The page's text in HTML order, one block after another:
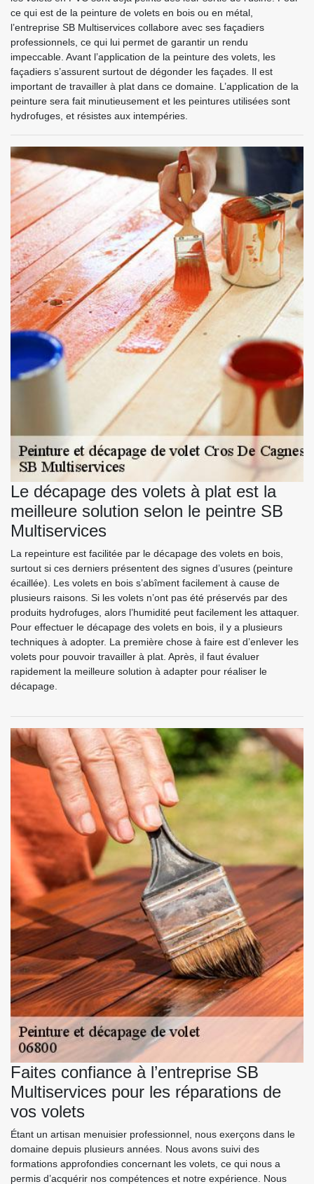
ce qui est de la peinture de volets en bois ou en métal,
l’entreprise SB Multiservices collabore avec ses façadiers
professionnels, ce qui lui permet de garantir un rendu
impeccable. Avant l’application de la peinture des volets, les
façadiers s’assurent surtout de dégonder les façades. Il est
important de travailler à plat dans ce domaine. L’application de la
peinture sera fait minutieusement et les peintures utilisées sont
hydrofuges, et résistes aux intempéries.
Le décapage des volets à plat est la
meilleure solution selon le peintre SB
Multiservices
La repeinture est facilitée par le décapage des volets en bois,
surtout si ces derniers présentent des signes d’usures (peinture
écaillée). Les volets en bois s’abîment facilement à cause de
plusieurs raisons. Si les volets n’ont pas été préservés par des
produits hydrofuges, alors l’humidité peut facilement les attaquer.
Pour effectuer le décapage des volets en bois, il y a plusieurs
techniques à adopter. La première chose à faire est d’enlever les
volets pour pouvoir travailler à plat. Après, il faut évaluer
rapidement la meilleure solution à adapter pour réaliser le
décapage.
Faites confiance à l’entreprise SB
Multiservices pour les réparations de
vos volets
Étant un artisan menuisier professionnel, nous exerçons dans le
domaine depuis plusieurs années. Nous avons suivi des
formations approfondies concernant les volets, ce qui nous a
permis d’acquérir nos compétences et notre expérience. Nous